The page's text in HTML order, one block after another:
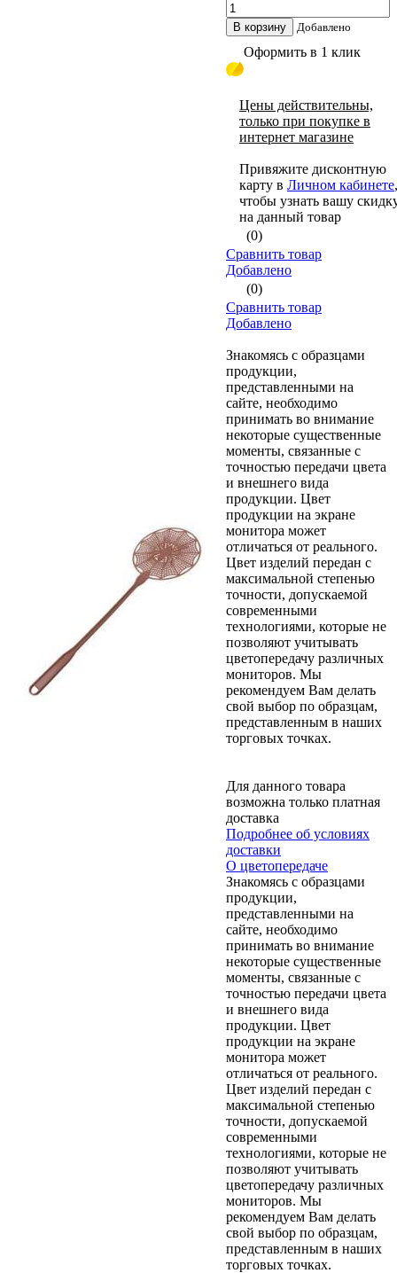
В корзину Добавлено
Оформить в 1 клик
Цены действительны,
только при покупке в
интернет магазине
Привяжите дисконтную
карту в Личном кабинете,
чтобы узнать вашу
на данный товар
(0)
Сравнить товар
Добавлено
(0)
Сравнить товар
Добавлено
Знакомясь с образцами
продукции,
представленными на
сайте, необходимо
принимать во внимание
некоторые существенные
моменты, связанные с
точностью передачи цвета
и внешнего вида
продукции. Цвет
продукции на экране
монитора может
отличаться от реального.
Цвет изделий передан с
максимальной степенью
точности, допускаемой
современными
технологиями, которые не
позволяют учитывать
цветопередачу различных
мониторов. Мы
рекомендуем Вам делать
свой выбор по образцам,
представленным в наших
торговых точках.
Для данного товара
возможна только платная
доставка
Подробнее об условиях
доставки
О цветопередаче
Знакомясь с образцами
продукции,
представленными на
сайте, необходимо
принимать во внимание
некоторые существенные
моменты, связанные с
точностью передачи цвета
и внешнего вида
продукции. Цвет
продукции на экране
монитора может
отличаться от реального.
Цвет изделий передан с
максимальной степенью
точности, допускаемой
современными
технологиями, которые не
позволяют учитывать
цветопередачу различных
мониторов. Мы
рекомендуем Вам делать
свой выбор по образцам,
представленным в наших
торговых точках.